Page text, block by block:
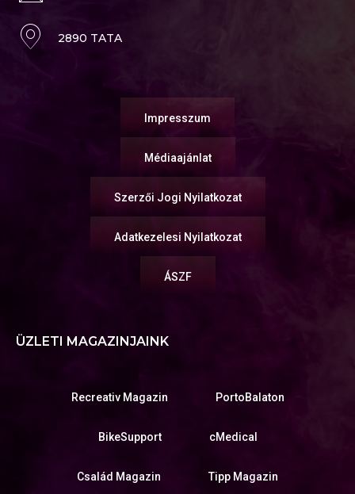
2890 TATA
Impresszum
Médiaajánlat
Szerzői Jogi Nyilatkozat
Adatkezelesi Nyilatkozat
ÁSZF
ÜZLETI MAGAZINJAINK
Recreativ Magazin PortoBalaton
BikeSupport cMedical
Család Magazin Tipp Magazin